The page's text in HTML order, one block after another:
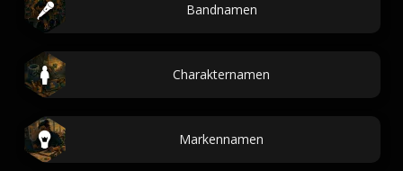
Bandnamen
Charakternamen
Markennamen